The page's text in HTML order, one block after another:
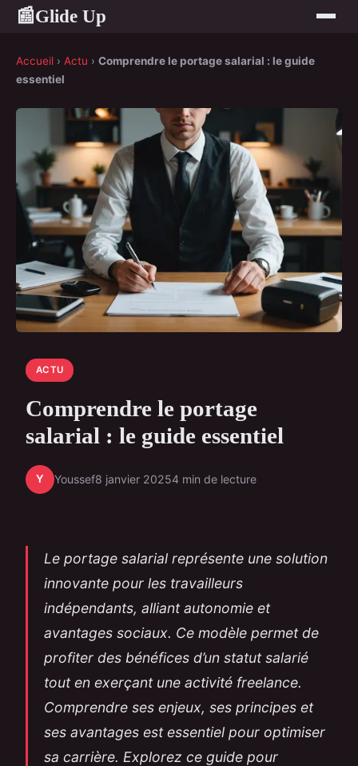
📰Glide Up
Accueil › Actu › Comprendre le portage salarial : le guide
essentiel
ACTU
Comprendre le portage
salarial : le guide essentiel
Y Youssef8 janvier 20254 min de lecture
Le portage salarial représente une solution
innovante pour les travailleurs
indépendants, alliant autonomie et
avantages sociaux. Ce modèle permet de
profiter des bénéfices d’un statut salarié
tout en exerçant une activité freelance.
Comprendre ses enjeux, ses principes et
ses avantages est essentiel pour optimiser
sa carrière. Explorez ce guide pour